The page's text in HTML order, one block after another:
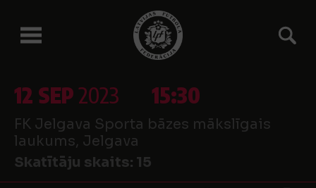
12 SEP2023 15:30
FK Jelgava Sporta bāzes mākslīgais
laukums, Jelgava
Skatītāju skaits: 15